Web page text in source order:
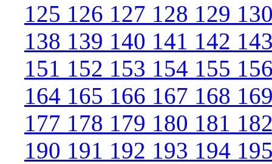
125 126 127 128 129
138 139 140 141 142
151 152 153 154 155
164 165 166 167 168
177 178 179 180 181
190 191 192 193 194